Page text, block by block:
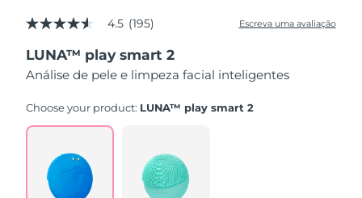
4.5
5
estrelas,
valor
de
Read
Reviews.
Link
abre
4.5 (195) Escreva uma avaliação
LUNA™ play smart 2
Análise de pele e limpeza facial inteligentes
Choose your product: LUNA™ play smart 2